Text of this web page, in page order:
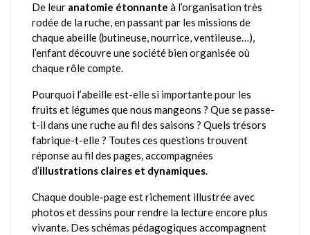
De leur anatomie étonnante à l’organisation très
rodée de la ruche, en passant par les missions de
chaque abeille (butineuse, nourrice, ventileuse…),
l’enfant découvre une société bien organisée où
chaque rôle compte.
Pourquoi l’abeille est-elle si importante pour les
fruits et légumes que nous mangeons ? Que se passe-
t-il dans une ruche au fil des saisons ? Quels trésors
fabrique-t-elle ? Toutes ces questions trouvent
réponse au fil des pages, accompagnées
d’illustrations claires et dynamiques.
Chaque double-page est richement illustrée avec
photos et dessins pour rendre la lecture encore plus
vivante. Des schémas pédagogiques accompagnent